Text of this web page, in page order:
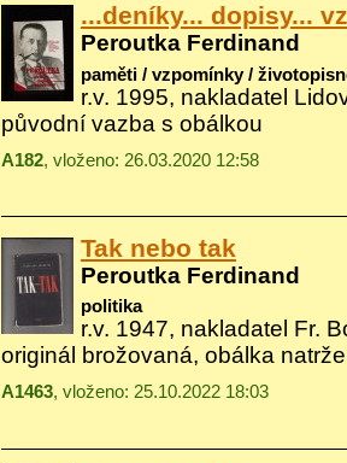
...deníky... dopisy...
Peroutka Ferdinand
paměti / vzpomínky /
r.v. 1995, nakladatel
původní vazba s obálkou
A182, vloženo: 26.03.2020 12:58
Tak nebo tak
Peroutka Ferdinand
politika
r.v. 1947, nakladatel Fr.
originál brožovaná, obálka
A1463, vloženo: 25.10.2022 18:03